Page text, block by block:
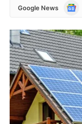
Google News
Google